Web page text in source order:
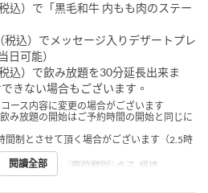
込）で「黒毛和牛 内もも肉のステー
込）でメッセージ入りデザートプレ
日可能）
込）で飲み放題を30分延長出来ま
きない場合もございます。
ース内容に変更の場合がございます
み放題の開始はご予約時間の開始と同じに
間制とさせて頂く場合がございます（2.5時
最大下單數 座位類別 桌子, 櫃檯
閱讀全部